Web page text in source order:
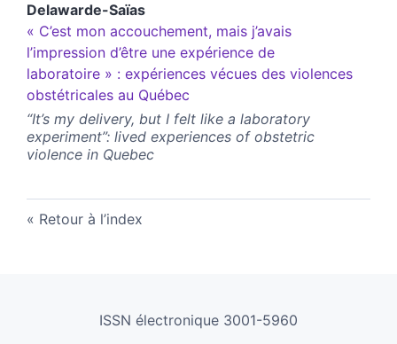
Delawarde-Saïas
« C’est mon accouchement, mais j’avais
l’impression d’être une expérience de
laboratoire » : expériences vécues des violences
obstétricales au Québec
“It’s my delivery, but I felt like a laboratory
experiment”: lived experiences of obstetric
violence in Quebec
Retour à l’index
ISSN électronique 3001-5960